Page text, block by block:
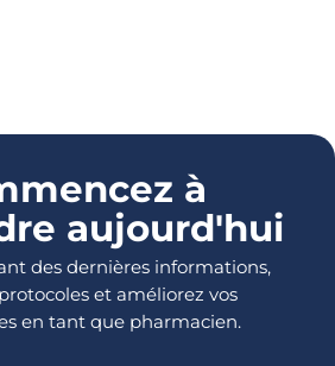
à
aujourd'hui
des dernières informations,
et améliorez vos
en tant que pharmacien.